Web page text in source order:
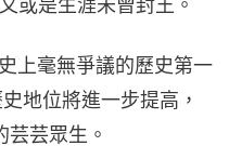
或是生涯未曾封王。
上毫無爭議的歷史第一
地位將進一步提高，
芸眾生。